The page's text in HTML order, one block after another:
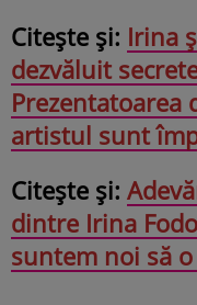
Citește și: Irina
dezvăluit
Prezentatoarea
artistul sunt
Citește și:
dintre Irina
suntem noi să o